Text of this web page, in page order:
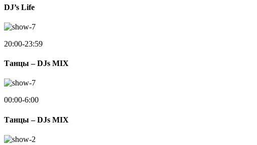
DJ’s Life
20:00-23:59
Танцы – DJs MIX
00:00-6:00
Танцы – DJs MIX